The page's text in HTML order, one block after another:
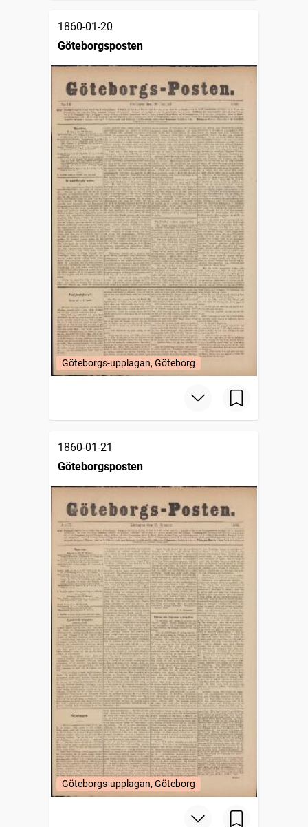
1860-01-20
Göteborgsposten
Göteborgs-upplagan, Göteborg
1860-01-21
Göteborgsposten
Göteborgs-upplagan, Göteborg